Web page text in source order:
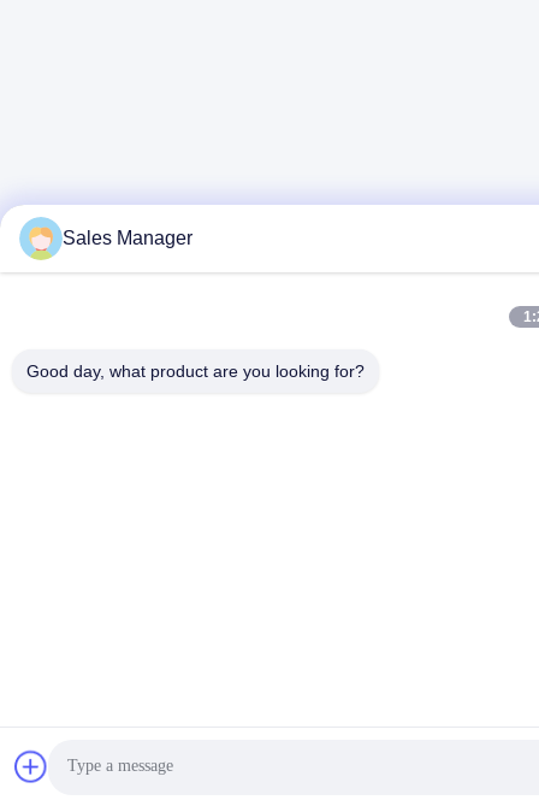
Sales Manager
Good day, what product are you looking for?